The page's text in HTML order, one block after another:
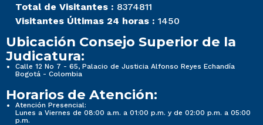
Total de Visitantes : 8374811
Visitantes Últimas 24 horas : 1450
Ubicación Consejo Superior de la
Judicatura:
Calle 12 No 7 - 65, Palacio de Justicia Alfonso Reyes Echandía
Bogotá - Colombia
Horarios de Atención:
Atención Presencial:
Lunes a Viernes de 08:00 a.m. a 01:00 p.m. y de 02:00 p.m. a 05:00
p.m.